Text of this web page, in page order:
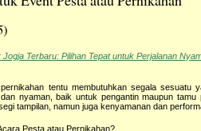
Terbaru: Pilihan Tepat untuk Perjalanan
tentu membutuhkan segala
nyaman, baik untuk pengantin maupun
tampilan, namun juga kenyamanan dan
Pesta atau Pernikahan?